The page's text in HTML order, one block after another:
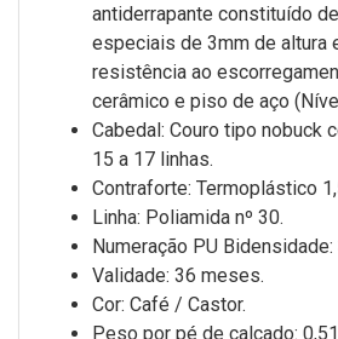
antiderrapante constituído
especiais de 3mm de altura
resistência ao
cerâmico e piso de aço
Cabedal: Couro tipo nobuck
15 a 17 linhas.
Contraforte: Termoplástico
Linha: Poliamida nº 30.
Numeração PU Bidensidade:
Validade: 36 meses.
Cor: Café / Castor.
Peso por pé de calçado: